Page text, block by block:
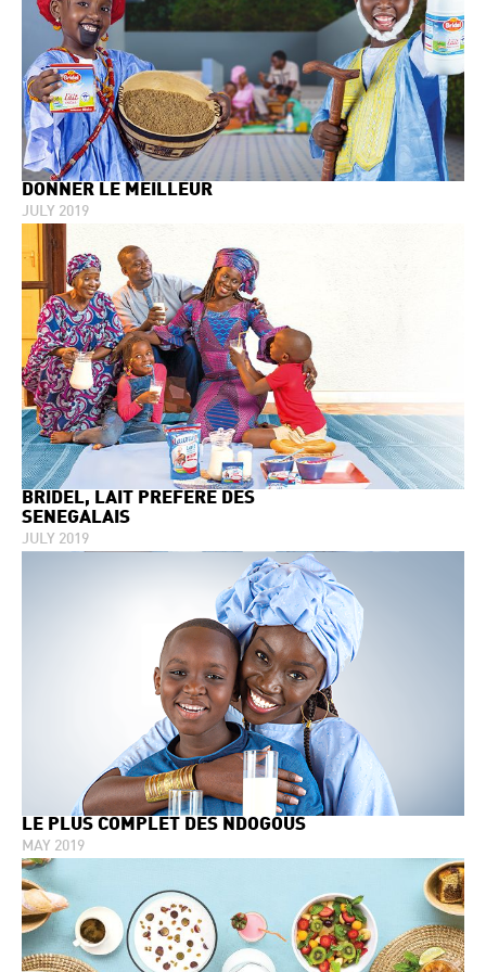
DONNER LE MEILLEUR
JULY 2019
BRIDEL, LAIT PRÉFÉRÉ DES
SENEGALAIS
JULY 2019
LE PLUS COMPLET DES NDOGOUS
MAY 2019